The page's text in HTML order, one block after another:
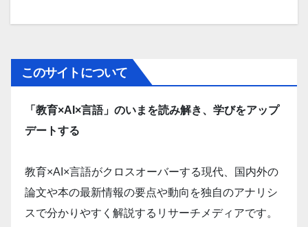
このサイトについて
「教育×AI×言語」のいまを読み解き、学びをアップ
デートする
教育×AI×言語がクロスオーバーする現代、国内外の
論文や本の最新情報の要点や動向を独自のアナリシ
スで分かりやすく解説するリサーチメディアです。